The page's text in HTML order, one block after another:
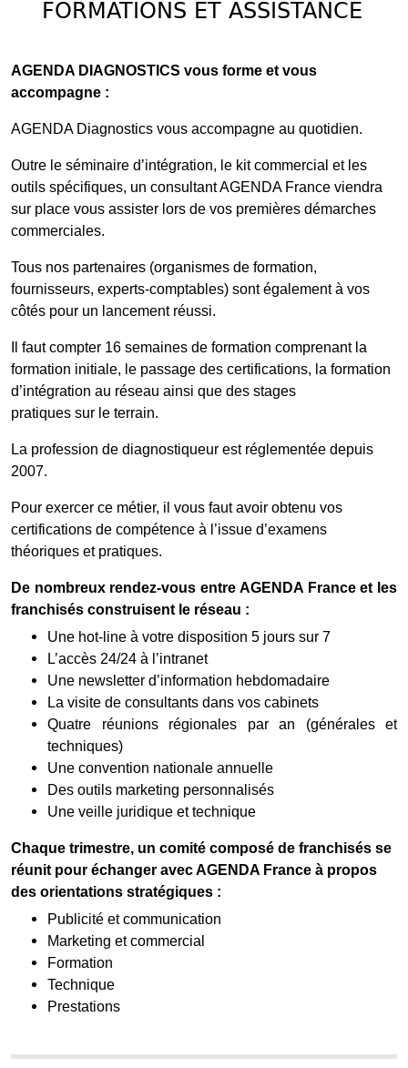
FORMATIONS ET ASSISTANCE
AGENDA DIAGNOSTICS vous forme et vous
accompagne :
AGENDA Diagnostics vous accompagne au quotidien.
Outre le séminaire d’intégration, le kit commercial et les
outils spécifiques, un consultant AGENDA France viendra
sur place vous assister lors de vos premières démarches
commerciales.
Tous nos partenaires (organismes de formation,
fournisseurs, experts-comptables) sont également à vos
côtés pour un lancement réussi.
Il faut compter 16 semaines de formation comprenant la
formation initiale, le passage des certifications, la formation
d’intégration au réseau ainsi que des stages
pratiques sur le terrain.
La profession de diagnostiqueur est réglementée depuis
2007.
Pour exercer ce métier, il vous faut avoir obtenu vos
certifications de compétence à l’issue d’examens
théoriques et pratiques.
De nombreux rendez-vous entre AGENDA France et les
franchisés construisent le réseau :
Une hot-line à votre disposition 5 jours sur 7
L’accès 24/24 à l’intranet
Une newsletter d’information hebdomadaire
La visite de consultants dans vos cabinets
Quatre réunions régionales par an (générales et
techniques)
Une convention nationale annuelle
Des outils marketing personnalisés
Une veille juridique et technique
Chaque trimestre, un comité composé de franchisés se
réunit pour échanger avec AGENDA France à propos
des orientations stratégiques :
Publicité et communication
Marketing et commercial
Formation
Technique
Prestations